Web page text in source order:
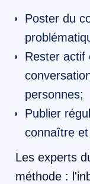
Poster du
Rester actif
personnes;
Publier
connaître
​Les experts
méthode :